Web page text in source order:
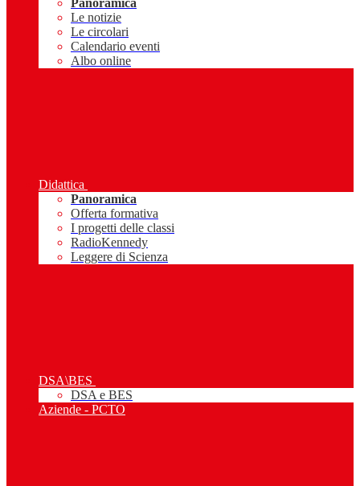
Panoramica
Le notizie
Le circolari
Calendario eventi
Albo online
Didattica
Panoramica
Offerta formativa
I progetti delle classi
RadioKennedy
Leggere di Scienza
DSA\BES
DSA e BES
Aziende - PCTO